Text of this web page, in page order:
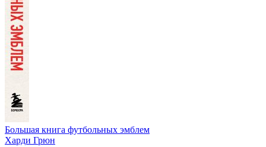
Большая книга футбольных эмблем
Харди Грюн